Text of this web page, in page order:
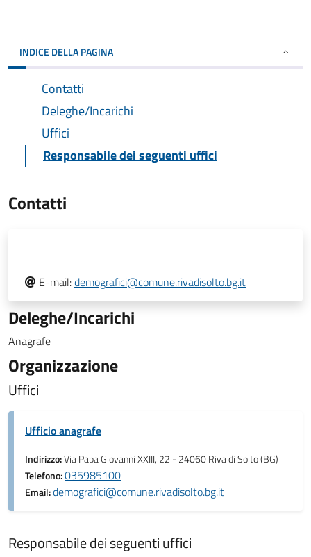
INDICE DELLA PAGINA
Contatti
Deleghe/Incarichi
Uffici
Responsabile dei seguenti uffici
Contatti
E-mail:demografici@comune.rivadisolto.bg.it
Deleghe/Incarichi
Anagrafe
Organizzazione
Uffici
Ufficio anagrafe
Indirizzo:Via Papa Giovanni XXIII, 22 - 24060 Riva di Solto (BG)
Telefono:035985100
Email:demografici@comune.rivadisolto.bg.it
Responsabile dei seguenti uffici